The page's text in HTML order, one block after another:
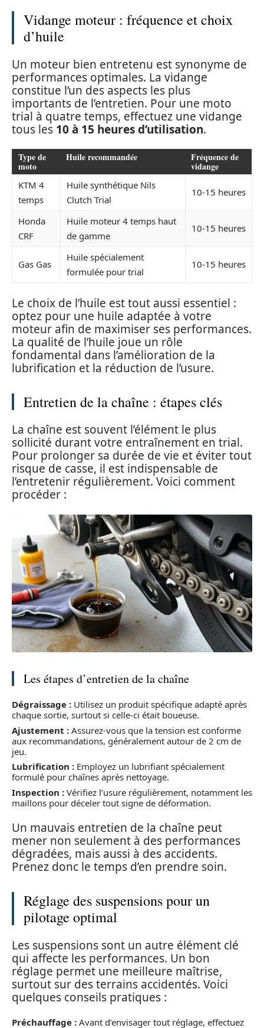
Vidange moteur : fréquence et choix
d’huile
Un moteur bien entretenu est synonyme de
performances optimales. La vidange
constitue l’un des aspects les plus
importants de l’entretien. Pour une moto
trial à quatre temps, effectuez une vidange
tous les 10 à 15 heures d’utilisation.
Type de
moto
Huile recommandée Fréquence de
vidange
KTM 4
temps
Huile synthétique Nils
Clutch Trial
10-15 heures
Honda
CRF
Huile moteur 4 temps haut
de gamme
10-15 heures
Gas Gas
Huile spécialement
formulée pour trial
10-15 heures
Le choix de l’huile est tout aussi essentiel :
optez pour une huile adaptée à votre
moteur afin de maximiser ses performances.
La qualité de l’huile joue un rôle
fondamental dans l’amélioration de la
lubrification et la réduction de l’usure.
Entretien de la chaîne : étapes clés
La chaîne est souvent l’élément le plus
sollicité durant votre entraînement en trial.
Pour prolonger sa durée de vie et éviter tout
risque de casse, il est indispensable de
l’entretenir régulièrement. Voici comment
procéder :
Les étapes d’entretien de la chaîne
Dégraissage : Utilisez un produit spécifique adapté après
chaque sortie, surtout si celle-ci était boueuse.
Ajustement : Assurez-vous que la tension est conforme
aux recommandations, généralement autour de 2 cm de
jeu.
Lubrification : Employez un lubrifiant spécialement
formulé pour chaînes après nettoyage.
Inspection : Vérifiez l’usure régulièrement, notamment les
maillons pour déceler tout signe de déformation.
Un mauvais entretien de la chaîne peut
mener non seulement à des performances
dégradées, mais aussi à des accidents.
Prenez donc le temps d’en prendre soin.
Réglage des suspensions pour un
pilotage optimal
Les suspensions sont un autre élément clé
qui affecte les performances. Un bon
réglage permet une meilleure maîtrise,
surtout sur des terrains accidentés. Voici
quelques conseils pratiques :
Préchauffage : Avant d’envisager tout réglage, effectuez